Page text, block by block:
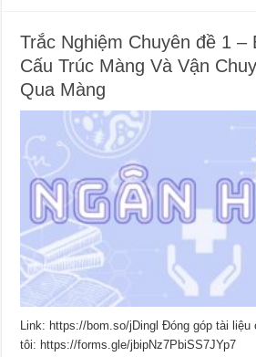
Trắc Nghiệm Chuyên đề 1 –
Cấu Trúc Màng Và Vận
Qua Màng
Link: https://bom.so/jDingl Đóng góp tài liệu
tôi: https://forms.gle/jbipNz7PbiSS7JYp7